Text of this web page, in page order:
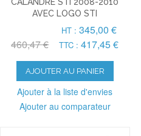
AVEC LOGO STI
460,47 €
HT : 345,00 €
TTC : 417,45 €
AJOUTER AU PANIER
Ajouter à la liste d'envies
Ajouter au comparateur